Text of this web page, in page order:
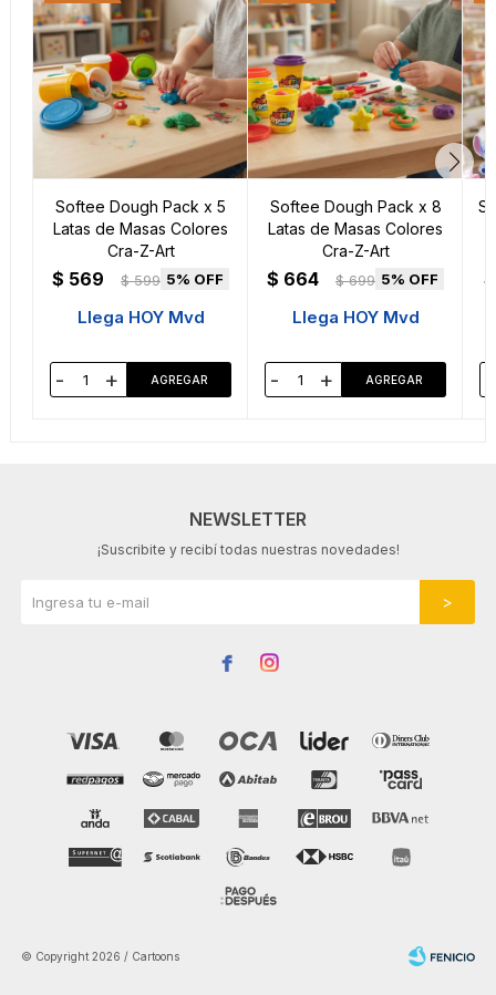
Softee Dough Pack x 5
Latas de Masas Colores
Cra-Z-Art
$ 569 $ 599 5
Llega HOY Mvd
- +
Softee Dough Pack x 8
Latas de Masas Colores
Cra-Z-Art
$ 664 $ 699 5
Llega HOY Mvd
- +
$
NEWSLETTER
¡Suscribite y recibí todas nuestras novedades!
 
© Copyright 2026 / Cartoons